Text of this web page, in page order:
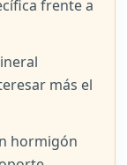
frente a
más el
hormigón